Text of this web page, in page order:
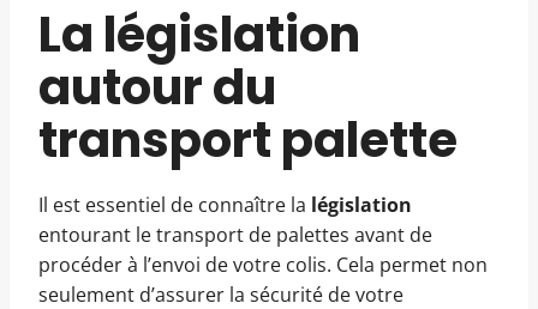
La législation
autour du
transport palette
Il est essentiel de connaître la législation
entourant le transport de palettes avant de
procéder à l’envoi de votre colis. Cela permet non
seulement d’assurer la sécurité de votre